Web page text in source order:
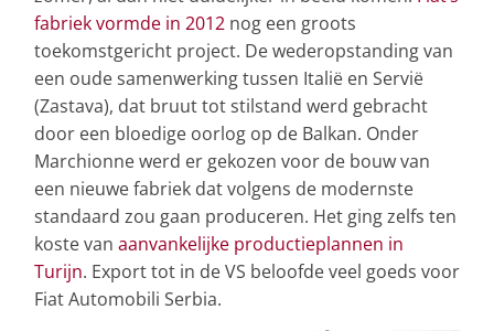
fabriek vormde in 2012 nog een groots
toekomstgericht project. De wederopstanding van
een oude samenwerking tussen Italië en Servië
(Zastava), dat bruut tot stilstand werd gebracht
door een bloedige oorlog op de Balkan. Onder
Marchionne werd er gekozen voor de bouw van
een nieuwe fabriek dat volgens de modernste
standaard zou gaan produceren. Het ging zelfs ten
koste van aanvankelijke productieplannen in
Turijn. Export tot in de VS beloofde veel goeds voor
Fiat Automobili Serbia.